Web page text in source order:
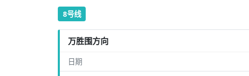
8号线
万胜围方向
日期